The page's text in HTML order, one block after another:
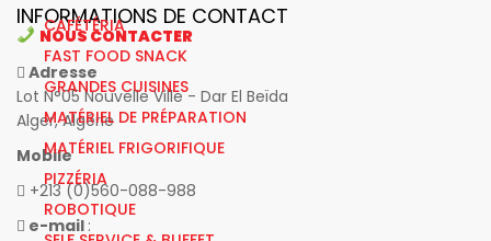
CAFÉTÉRIA
FAST FOOD SNACK
GRANDES CUISINES
MATÉRIEL DE PRÉPARATION
MATÉRIEL FRIGORIFIQUE
PIZZÉRIA
ROBOTIQUE
NOUS CONTACTER
INFORMATIONS DE CONTACT
Adresse
Lot N°05 Nouvelle Ville - Dar El Beïda
Alger, Algérie
Mobile
+213 (0)560-088-988
e-mail :